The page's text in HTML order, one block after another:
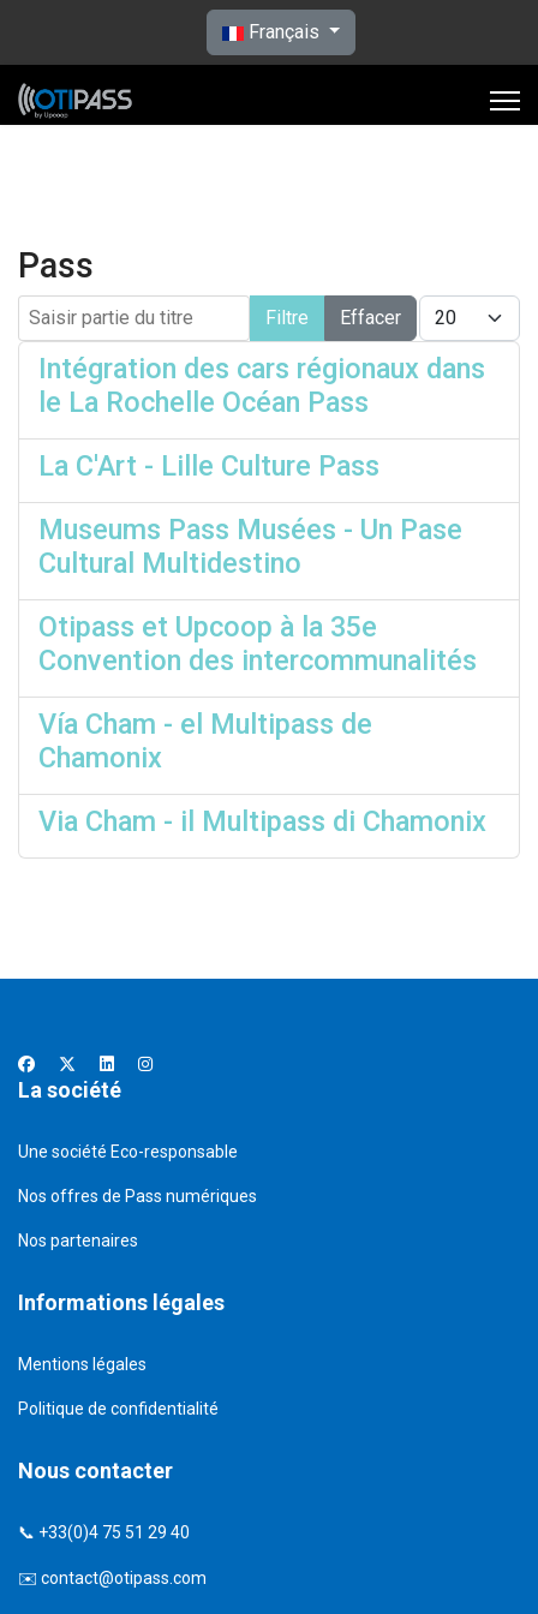
Sélectionnez votre langue
Français
Pass
Saisir partie du titre Filtre Effacer Afficher #
Intégration des cars régionaux dans
le La Rochelle Océan Pass
La C'Art - Lille Culture Pass
Museums Pass Musées - Un Pase
Cultural Multidestino
Otipass et Upcoop à la 35e
Convention des intercommunalités
Vía Cham - el Multipass de
Chamonix
Via Cham - il Multipass di Chamonix
La société
Une société Eco-responsable
Nos offres de Pass numériques
Nos partenaires
Informations légales
Mentions légales
Politique de confidentialité
Nous contacter
📞 +33(0)4 75 51 29 40
✉️ contact@otipass.com